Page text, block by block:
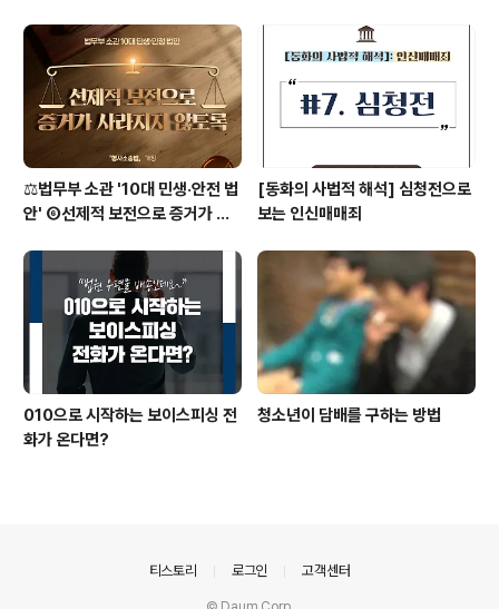
⚖️법무부 소관 '10대 민생·안전 법
안' ⑥선제적 보전으로 증거가 사
[동화의 사법적 해석] 심청전으로
보는 인신매매죄
010으로 시작하는 보이스피싱 전
화가 온다면?
청소년이 담배를 구하는 방법
티스토리 로그인 고객센터